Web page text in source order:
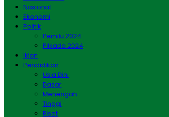
Nasional
Ekonomi
Politik
Pemilu 2024
Pilkada 2024
Iklan
Pendidikan
Usia Dini
Dasar
Menengah
Tinggi
Riset